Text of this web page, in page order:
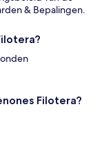
& Bepalingen.
Filotera?